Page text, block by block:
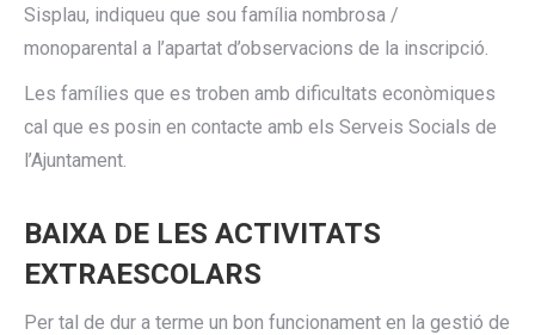
Sisplau, indiqueu que sou família nombrosa /
monoparental a l’apartat d’observacions de la inscripció.
Les famílies que es troben amb dificultats econòmiques
cal que es posin en contacte amb els Serveis Socials de
l’Ajuntament.
BAIXA DE LES ACTIVITATS
EXTRAESCOLARS
Per tal de dur a terme un bon funcionament en la gestió de